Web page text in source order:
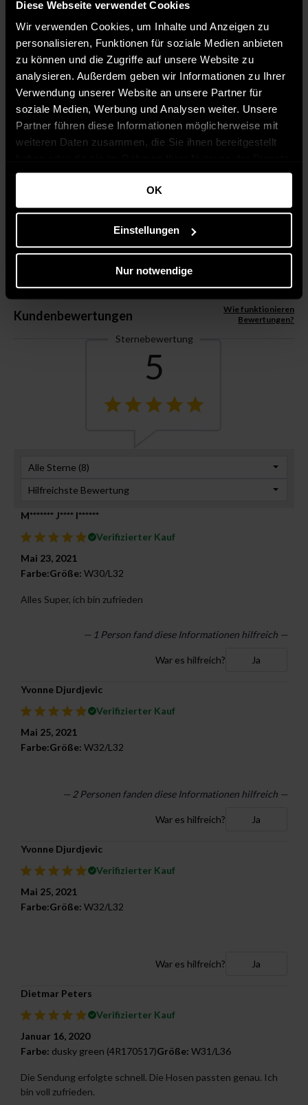
Diese Webseite verwendet Cookies
Wir verwenden Cookies, um Inhalte und Anzeigen zu
personalisieren, Funktionen für soziale Medien anbieten
zu können und die Zugriffe auf unsere Website zu
analysieren. Außerdem geben wir Informationen zu Ihrer
Verwendung unserer Website an unsere Partner für
soziale Medien, Werbung und Analysen weiter. Unsere
Partner führen diese Informationen möglicherweise mit
weiteren Daten zusammen, die Sie ihnen bereitgestellt
gesammelt haben.
OK
Einstellungen
Nur notwendige
Kundenbewertungen
Wie funktionieren
Bewertungen?
Sternebewertung
5
Alle Sterne (8)
Hilfreichste Bewertung
M******* J**** I******
Verifizierter Kauf
Mai 23, 2021
Farbe:Größe:W30/L32
Alles Super, ich bin zufrieden
— 1 Person fand diese Informationen hilfreich —
War es hilfreich? Ja
Yvonne Djurdjevic
Verifizierter Kauf
Mai 25, 2021
Farbe:Größe:W32/L32
— 2Personen fanden diese Informationen hilfreich —
War es hilfreich? Ja
Yvonne Djurdjevic
Verifizierter Kauf
Mai 25, 2021
Farbe:Größe:W32/L32
War es hilfreich? Ja
Dietmar Peters
Verifizierter Kauf
Januar 16, 2020
Farbe: dusky green (4R170517)Größe:W31/L36
Die Sendung erfolgte schnell. Die Hosen passten genau. Ich
bin voll zufrieden.